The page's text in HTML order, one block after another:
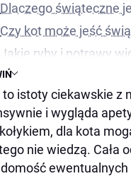
Dlaczego świąteczne
Czy kot może jeść
Jakie ryby i potrawy
Dlaczego ości z ryb są
Dlaczego kot nie
Jakie owoce i dodatki
Czy kot może jeść
Co zrobić, gdy kot zje
to istoty ciekawskie z
i wygląda
dla kota
nie wiedzą. Cała